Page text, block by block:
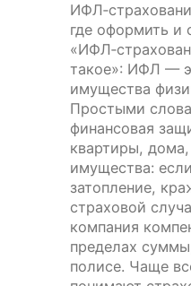
где оформить и
такое»: ИФЛ —
имущества
Простыми
финансовая
квартиры,
имущества:
затопление,
страховой
компания
пределах
полисе. Чаще